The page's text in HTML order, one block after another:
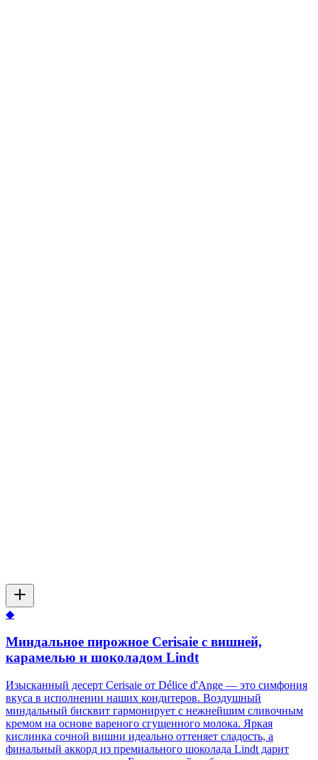
◆
Миндальное пирожное Cerisaie с вишней,
карамелью и шоколадом Lindt
Изысканный десерт Cerisaie от Délice d'Ange — это симфония
вкуса в исполнении наших кондитеров. Воздушный
миндальный бисквит гармонирует с нежнейшим сливочным
кремом на основе вареного сгущенного молока. Яркая
кислинка сочной вишни идеально оттеняет сладость, а
финальный аккорд из премиального шоколада Lindt дарит